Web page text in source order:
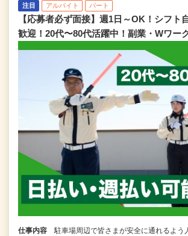
注目 アルバイト パート
【応募者必ず面接】週1日～OK！シフト
歓迎！20代〜80代活躍中！副業・Wワー
仕事内容
駐車場周辺で皆さまが安全に通れるよう